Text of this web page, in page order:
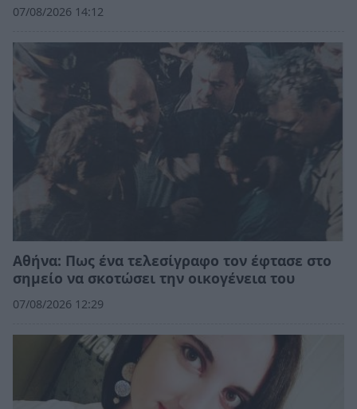
07/08/2026 14:12
Αθήνα: Πως ένα τελεσίγραφο τον έφτασε στο
σημείο να σκοτώσει την οικογένεια του
07/08/2026 12:29